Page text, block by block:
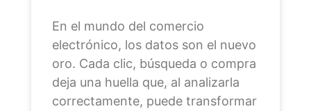
En el mundo del comercio
electrónico, los datos son el nuevo
oro. Cada clic, búsqueda o compra
deja una huella que, al analizarla
correctamente, puede transformar